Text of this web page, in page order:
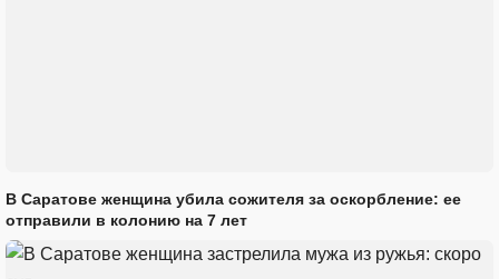
В Саратове женщина убила сожителя за оскорбление: ее
отправили в колонию на 7 лет